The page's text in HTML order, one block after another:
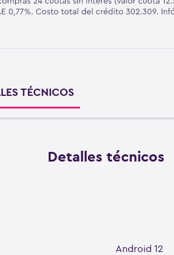
TÉCNICOS
Detalles técnicos
Android 12